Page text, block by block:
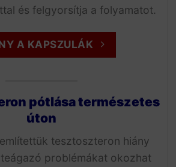
és felgyorsítja a folyamatot.
A KAPSZULÁK
pótlása természetes
úton
tesztoszteron hiány
problémákat okozhat